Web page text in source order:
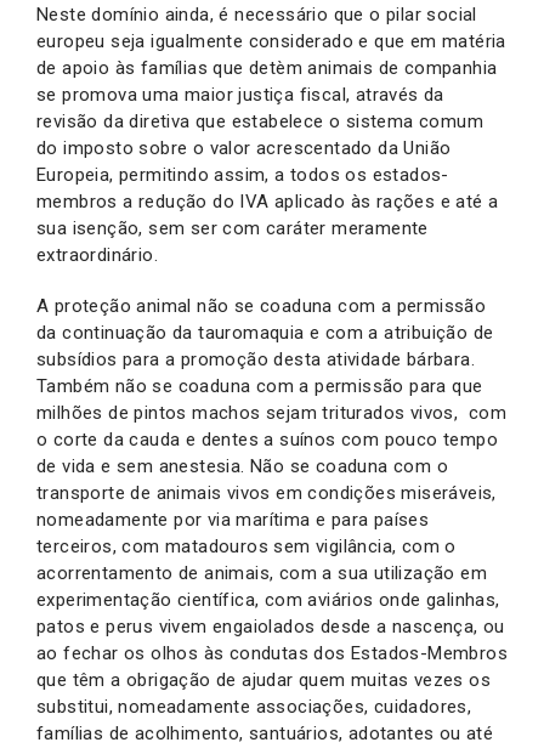
Neste domínio ainda, é necessário que o pilar social
europeu seja igualmente considerado e que em matéria
de apoio às famílias que detèm animais de companhia
se promova uma maior justiça fiscal, através da
revisão da diretiva que estabelece o sistema comum
do imposto sobre o valor acrescentado da União
Europeia, permitindo assim, a todos os estados-
membros a redução do IVA aplicado às rações e até a
sua isenção, sem ser com caráter meramente
extraordinário.
A proteção animal não se coaduna com a permissão
da continuação da tauromaquia e com a atribuição de
subsídios para a promoção desta atividade bárbara.
Também não se coaduna com a permissão para que
milhões de pintos machos sejam triturados vivos, com
o corte da cauda e dentes a suínos com pouco tempo
de vida e sem anestesia. Não se coaduna com o
transporte de animais vivos em condições miseráveis,
nomeadamente por via marítima e para países
terceiros, com matadouros sem vigilância, com o
acorrentamento de animais, com a sua utilização em
experimentação científica, com aviários onde galinhas,
patos e perus vivem engaiolados desde a nascença, ou
ao fechar os olhos às condutas dos Estados-Membros
que têm a obrigação de ajudar quem muitas vezes os
substitui, nomeadamente associações, cuidadores,
famílias de acolhimento, santuários, adotantes ou até